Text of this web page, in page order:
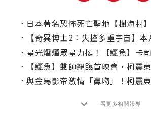
． 日本著名恐怖死亡聖地【樹海村】｜
．
【奇異博士2：失控多重宇宙】本月上架！｜
． 星光熠熠眾星力挺！【鱷魚】卡
．
【鱷魚】雙帥親臨首映會，柯震東爆料
． 與金馬影帝激情「鼻吻」！柯震東笑言：「算是人
看更多相關報導